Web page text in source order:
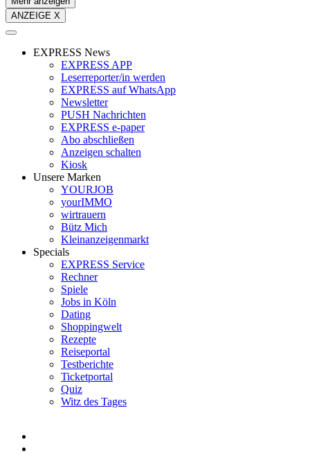
ANZEIGE X
EXPRESS News
EXPRESS APP
Leserreporter/in werden
EXPRESS auf WhatsApp
Newsletter
PUSH Nachrichten
EXPRESS e-paper
Abo abschließen
Anzeigen schalten
Kiosk
Unsere Marken
YOURJOB
yourIMMO
wirtrauern
Bütz Mich
Kleinanzeigenmarkt
Specials
EXPRESS Service
Rechner
Spiele
Jobs in Köln
Dating
Shoppingwelt
Rezepte
Reiseportal
Testberichte
Ticketportal
Quiz
Witz des Tages